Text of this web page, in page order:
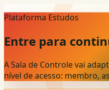
Plataforma Estudos
Entre para
A Sala de Controle vai
nível de acesso: membro,